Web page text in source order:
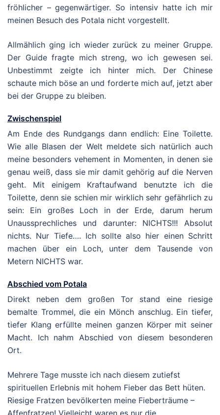
fröhlicher – gegenwärtiger. So intensiv hatte ich mir
meinen Besuch des Potala nicht vorgestellt.
Allmählich ging ich wieder zurück zu meiner Gruppe.
Der Guide fragte mich streng, wo ich gewesen sei.
Unbestimmt zeigte ich hinter mich. Der Chinese
schaute mich böse an und forderte mich auf, jetzt aber
bei der Gruppe zu bleiben.
Zwischenspiel
Am Ende des Rundgangs dann endlich: Eine Toilette.
Wie alle Blasen der Welt meldete sich natürlich auch
meine besonders vehement in Momenten, in denen sie
genau weiß, dass sie mir damit gehörig auf die Nerven
geht. Mit einigem Kraftaufwand benutzte ich die
Toilette, denn sie schien mir wirklich sehr gefährlich zu
sein: Ein großes Loch in der Erde, darum herum
Unaussprechliches und darunter: NICHTS!!! Absolut
nichts. Nur Tiefe…. Ich sollte also hier einen Schritt
machen über ein Loch, unter dem Tausende von
Metern NICHTS war.
Abschied vom Potala
Direkt neben dem großen Tor stand eine riesige
bemalte Trommel, die ein Mönch anschlug. Ein tiefer,
tiefer Klang erfüllte meinen ganzen Körper mit seiner
Macht. Ich nahm Abschied von diesem besonderen
Ort.
Mehrere Tage musste ich nach diesem zutiefst
spirituellen Erlebnis mit hohem Fieber das Bett hüten.
Riesige Fratzen bevölkerten meine Fieberträume –
Affenfratzen! Vielleicht waren es nur die